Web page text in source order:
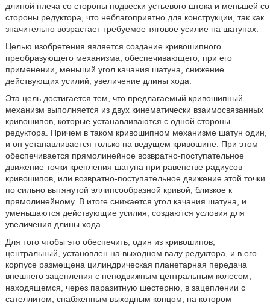
длиной плеча со стороны подвески устьевого штока и меньшей со
стороны редуктора, что неблагоприятно для конструкции, так как
значительно возрастает требуемое тяговое усилие на шатунах.
Целью изобретения является создание кривошипного
преобразующего механизма, обеспечивающего, при его
применении, меньший угол качания шатуна, снижение
действующих усилий, увеличение длины хода.
Эта цель достигается тем, что предлагаемый кривошипный
механизм выполняется из двух кинематически взаимосвязанных
кривошипов, которые устанавливаются с одной стороны
редуктора. Причем в таком кривошипном механизме шатун один,
и он устанавливается только на ведущем кривошипе. При этом
обеспечивается прямолинейное возвратно-поступательное
движение точки крепления шатуна при равенстве радиусов
кривошипов, или возвратно-поступательное движение этой точки
по сильно вытянутой эллипсообразной кривой, близкое к
прямолинейному. В итоге снижается угол качания шатуна, и
уменьшаются действующие усилия, создаются условия для
увеличения длины хода.
Для того чтобы это обеспечить, один из кривошипов,
центральный, установлен на выходном валу редуктора, и в его
корпусе размещена цилиндрическая планетарная передача
внешнего зацепления с неподвижным центральным колесом,
находящемся, через паразитную шестерню, в зацеплении с
сателлитом, снабженным выходным концом, на котором